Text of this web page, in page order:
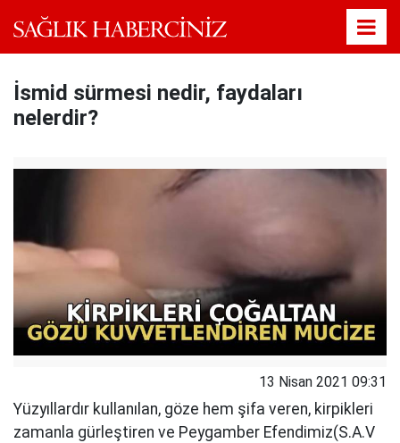
İsmid sürmesi nedir, faydaları
nelerdir?
13 Nisan 2021 09:31
Yüzyıllardır kullanılan, göze hem şifa veren, kirpikleri
zamanla gürleştiren ve Peygamber Efendimiz(S.A.V